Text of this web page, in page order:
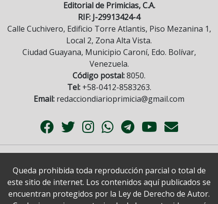
Editorial de Primicias, C.A.
RIF: J-29913424-4
Calle Cuchivero, Edificio Torre Atlantis, Piso Mezanina 1,
Local 2, Zona Alta Vista.
Ciudad Guayana, Municipio Caroní, Edo. Bolívar,
Venezuela.
Código postal:8050.
Tel:+58-0412-8583263.
Email: redacciondiarioprimicia@gmail.com
Queda prohibida toda reproducción parcial o total de
este sitio de internet. Los contenidos aquí publicados se
encuentran protegidos por la Ley de Derecho de Autor.